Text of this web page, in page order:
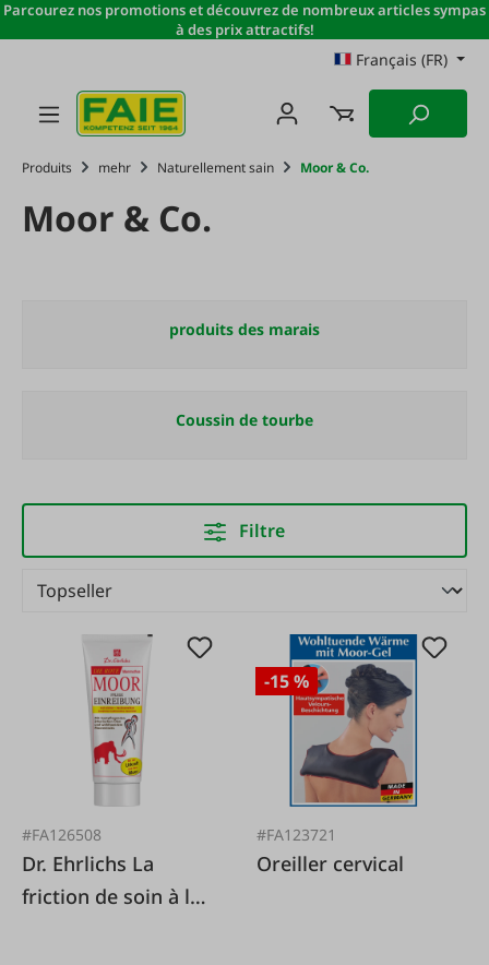
Passer au contenu principal
Parcourez nos promotions et découvrez de nombreux articles sympas
à des prix attractifs!
Français (FR)
Produits mehr Naturellement sain Moor & Co.
Moor & Co.
produits des marais
Coussin de tourbe
Filtre
#FA126508
Dr. Ehrlichs La
friction de soin à la
-15 %
#FA123721
Oreiller cervical